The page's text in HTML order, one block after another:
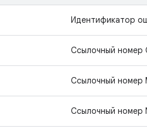
Идентификатор
Ссылочный номер
Ссылочный номер
Ссылочный номер